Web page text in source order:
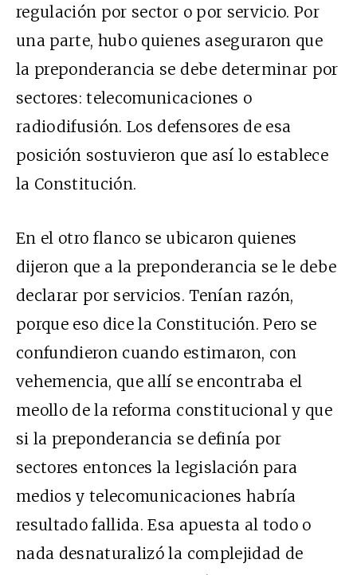
regulación por sector o por servicio. Por
una parte, hubo quienes aseguraron que
la preponderancia se debe determinar por
sectores: telecomunicaciones o
radiodifusión. Los defensores de esa
posición sostuvieron que así lo establece
la Constitución.
En el otro flanco se ubicaron quienes
dijeron que a la preponderancia se le debe
declarar por servicios. Tenían razón,
porque eso dice la Constitución. Pero se
confundieron cuando estimaron, con
vehemencia, que allí se encontraba el
meollo de la reforma constitucional y que
si la preponderancia se definía por
sectores entonces la legislación para
medios y telecomunicaciones habría
resultado fallida. Esa apuesta al todo o
nada desnaturalizó la complejidad de